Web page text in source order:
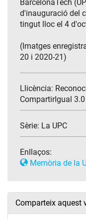
BarcelonaTech
d'inauguració del
tingut lloc el 4
(Imatges
20 i 2020-21)
Llicència:
CompartirIgual 3.0
Sèrie: La UPC
Enllaços:
Memòria de la
Comparteix aquest